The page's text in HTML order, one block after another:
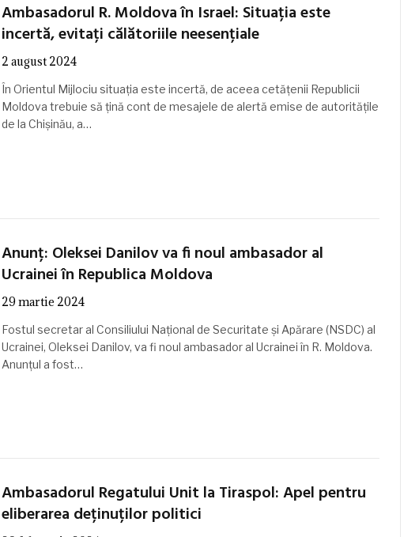
Ambasadorul R. Moldova în Israel: Situația este
incertă, evitați călătoriile neesențiale
2 august 2024
În Orientul Mijlociu situația este incertă, de aceea cetățenii Republicii
Moldova trebuie să țină cont de mesajele de alertă emise de autoritățile
de la Chișinău, a…
Anunț: Oleksei Danilov va fi noul ambasador al
Ucrainei în Republica Moldova
29 martie 2024
Fostul secretar al Consiliului Național de Securitate și Apărare (NSDC) al
Ucrainei, Oleksei Danilov, va fi noul ambasador al Ucrainei în R. Moldova.
Anunțul a fost…
Ambasadorul Regatului Unit la Tiraspol: Apel pentru
eliberarea deținuților politici